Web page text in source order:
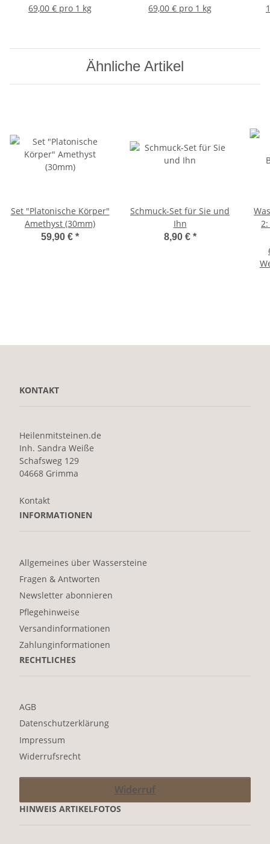
69,00 € pro 1 kg 69,00 € pro 1 kg
Ähnliche Artikel
Set "Platonische Körper"
Amethyst (30mm)
59,90 € *
Schmuck-Set für Sie und
Ihn
8,90 € *
KONTAKT
Heilenmitsteinen.de
Inh. Sandra Weiße
Schafsweg 129
04668 Grimma
Kontakt
INFORMATIONEN
Allgemeines über Wassersteine
Fragen & Antworten
Newsletter abonnieren
Pflegehinweise
Versandinformationen
Zahlunginformationen
RECHTLICHES
AGB
Datenschutzerklärung
Impressum
Widerrufsrecht
Widerruf
HINWEIS ARTIKELFOTOS